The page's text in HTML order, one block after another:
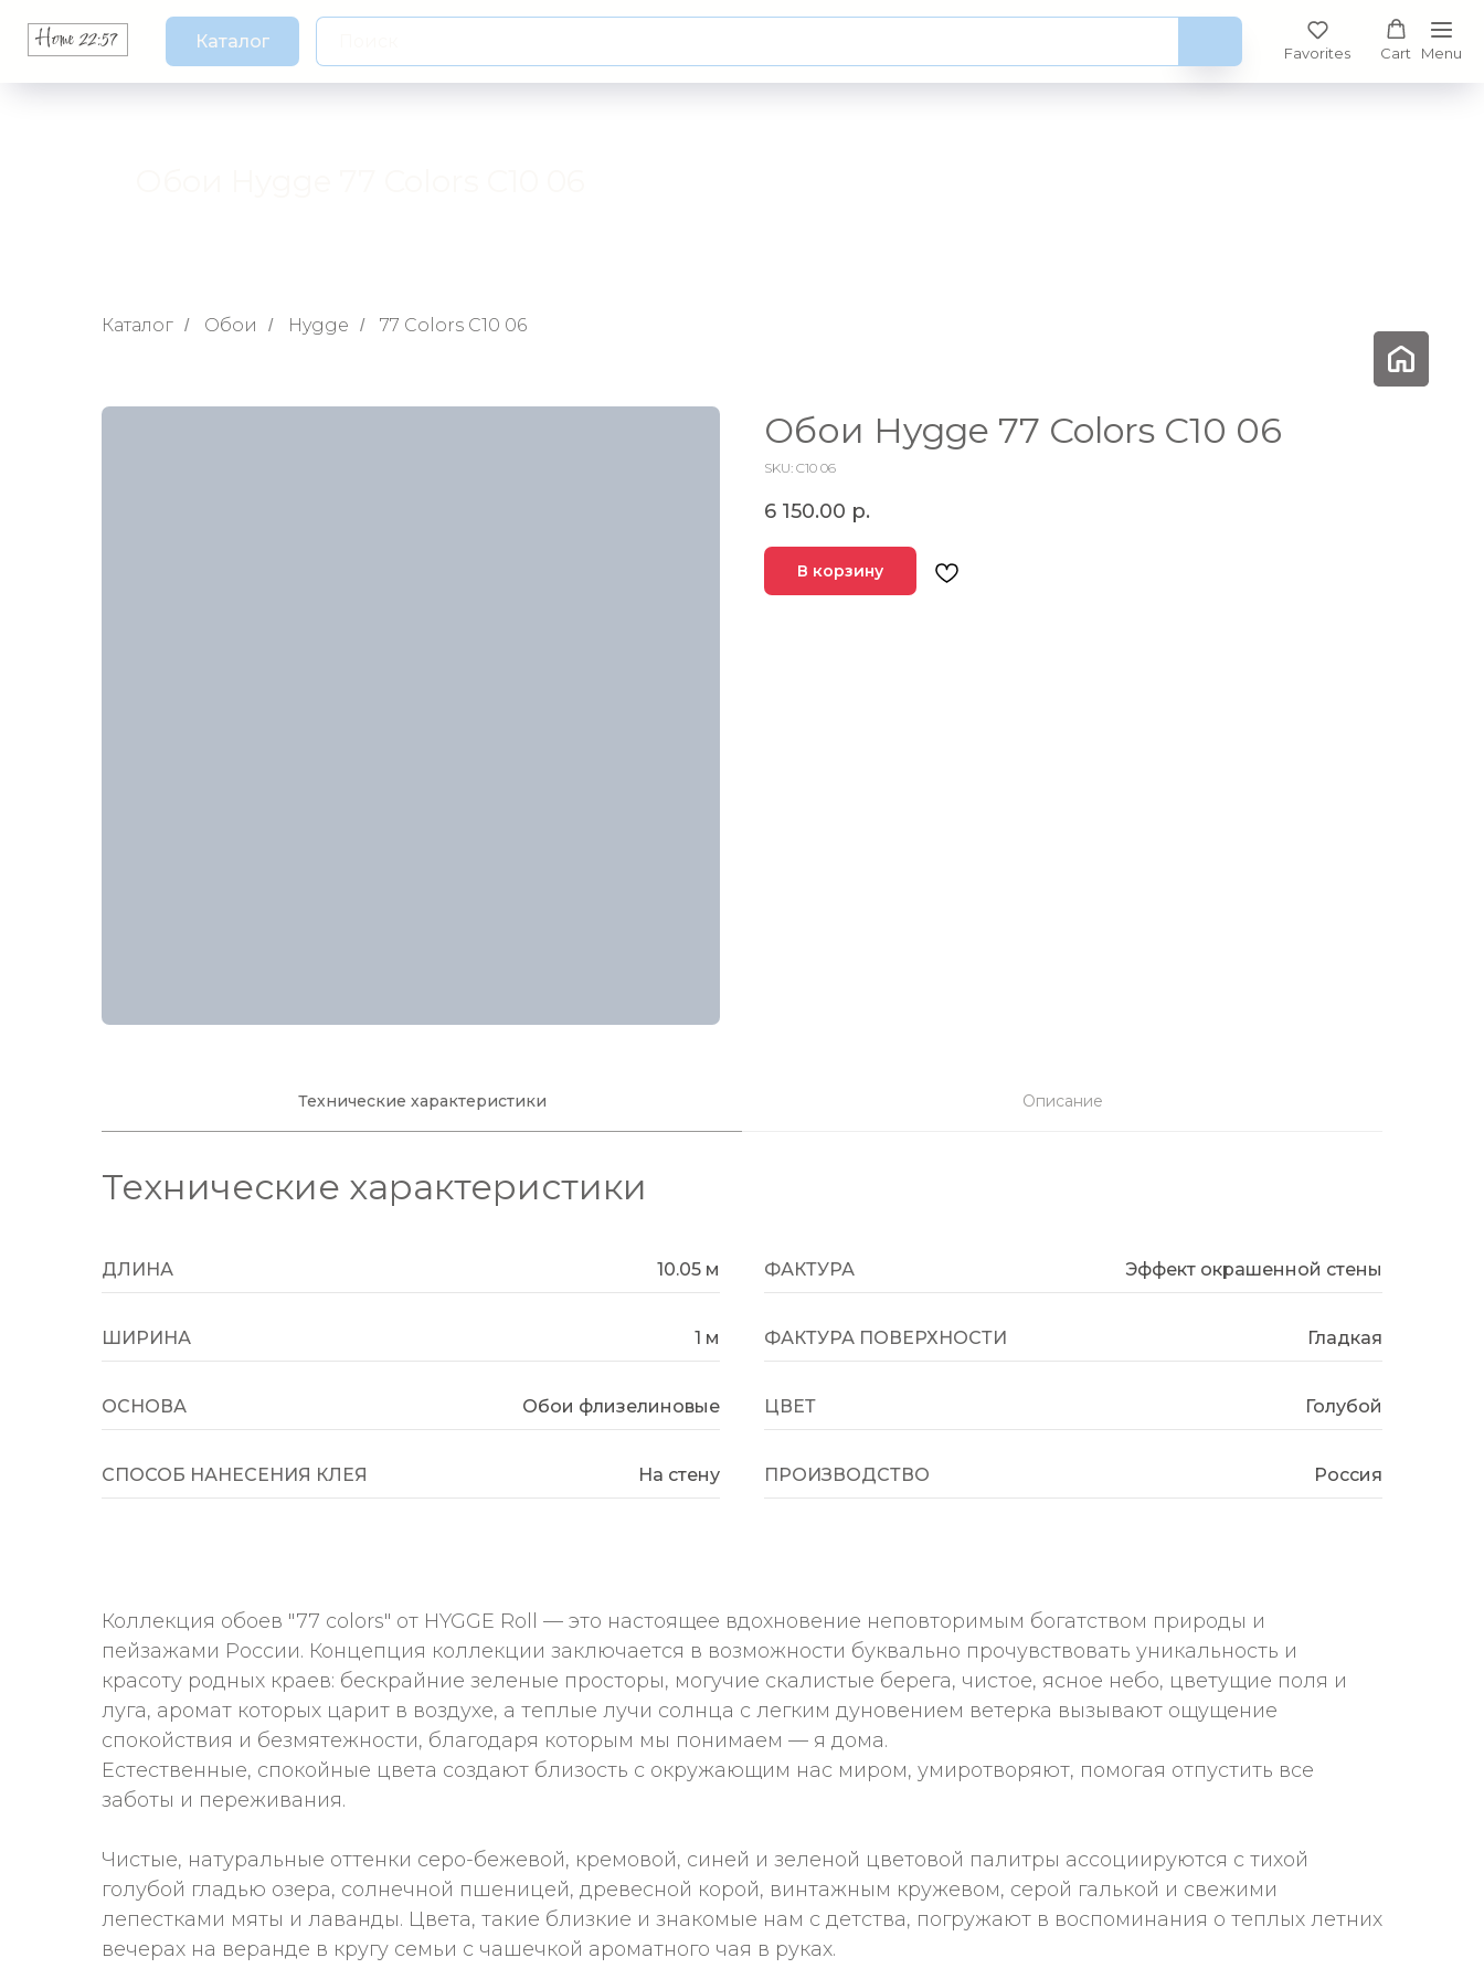
Каталог
Favorites Cart Menu
Каталог / Обои / Hygge / 77 Colors C10 06
Обои Hygge 77 Colors C10 06
SKU: C10 06
6 150.00 р.
В корзину
Технические характеристики Описание
Технические характеристики
ДЛИНА 10.05 м
ШИРИНА 1 м
ОСНОВА Обои флизелиновые
СПОСОБ НАНЕСЕНИЯ КЛЕЯ На стену
ФАКТУРА Эффект окрашенной стены
ФАКТУРА ПОВЕРХНОСТИ Гладкая
ЦВЕТ Голубой
ПРОИЗВОДСТВО Россия
Коллекция обоев "77 colors" от HYGGE Roll — это настоящее вдохновение неповторимым богатством природы и
пейзажами России. Концепция коллекции заключается в возможности буквально прочувствовать уникальность и
красоту родных краев: бескрайние зеленые просторы, могучие скалистые берега, чистое, ясное небо, цветущие поля и
луга, аромат которых царит в воздухе, а теплые лучи солнца с легким дуновением ветерка вызывают ощущение
спокойствия и безмятежности, благодаря которым мы понимаем — я дома.
Естественные, спокойные цвета создают близость с окружающим нас миром, умиротворяют, помогая отпустить все
заботы и переживания.
Чистые, натуральные оттенки серо-бежевой, кремовой, синей и зеленой цветовой палитры ассоциируются с тихой
голубой гладью озера, солнечной пшеницей, древесной корой, винтажным кружевом, серой галькой и свежими
лепестками мяты и лаванды. Цвета, такие близкие и знакомые нам с детства, погружают в воспоминания о теплых летних
вечерах на веранде в кругу семьи с чашечкой ароматного чая в руках.